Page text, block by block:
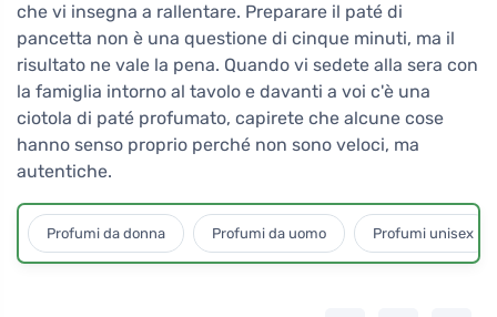
che vi insegna a rallentare. Preparare il paté di
pancetta non è una questione di cinque minuti, ma il
risultato ne vale la pena. Quando vi sedete alla sera con
la famiglia intorno al tavolo e davanti a voi c'è una
ciotola di paté profumato, capirete che alcune cose
hanno senso proprio perché non sono veloci, ma
autentiche.
Profumi da donna Profumi da uomo Profumi unisex